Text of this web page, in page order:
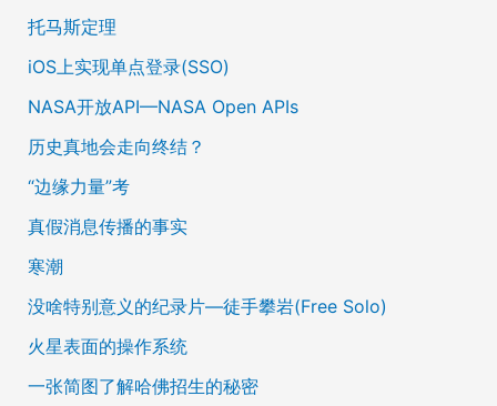
托马斯定理
iOS上实现单点登录(SSO)
NASA开放API—NASA Open APIs
历史真地会走向终结？
“边缘力量”考
真假消息传播的事实
寒潮
没啥特别意义的纪录片—徒手攀岩(Free Solo)
火星表面的操作系统
一张简图了解哈佛招生的秘密